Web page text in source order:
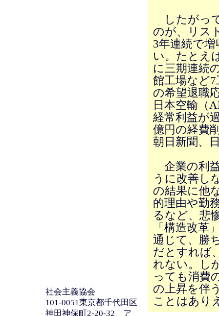
したがっ
のが、リス
3年連続で
い。たとえ
に三期連続
館工場など
の希望退職
日本空輸（
経常利益が
億円の経費
朝日新聞、
企業の利
うに改善し
の結果に他
的理由や勤
るなど、悲
「構造改革
通じて、勝
だとすれば
れない。し
っても消費
の上昇を伴
ことはあり
社会主義協会
101-0051東京都千代田区
神田神保町2-20-32 ア